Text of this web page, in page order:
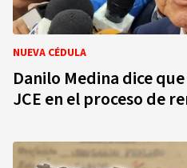
NUEVA CÉDULA
Danilo Medina dice
JCE en el proceso de